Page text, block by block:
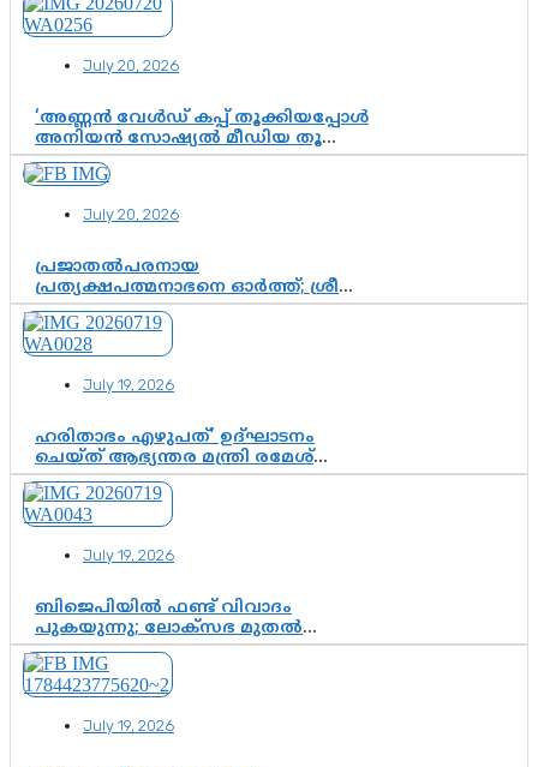
July 20, 2026
‘അണ്ണൻ വേൾഡ് കപ്പ് തൂക്കിയപ്പോൾ
അനിയൻ സോഷ്യൽ മീഡിയ തൂക്കി’;
ലാമിൻ യമാലിന്റെ
കിരീടധാരണത്തിനിടെ
ചുണക്കുട്ടൻ
July 20, 2026
പ്രജാതൽപരനായ
പ്രത്യക്ഷപത്മനാഭനെ ഓർത്ത്; ശ്രീ
ചിത്തിര തിരുനാൾ മഹാരാജാവിന്റെ
35-ാം നാടുനീങ്ങൽ ദിനം ഇന്ന്
July 19, 2026
ഹരിതാഭം എഴുപത്’ ഉദ്ഘാടനം
ചെയ്ത് ആഭ്യന്തര മന്ത്രി രമേശ്
ചെന്നിത്തല; ആർ. ഹരികുമാറിന്റെ
സപ്തതി ആഘോഷങ്ങൾക്ക്
പ്രൗഢമായ തുടക്കം
July 19, 2026
ബിജെപിയിൽ ഫണ്ട് വിവാദം
പുകയുന്നു; ലോക്സഭ മുതൽ
നിയമസഭ വരെ 140 മണ്ഡലങ്ങളിലെ
ഫണ്ട് വിനിയോഗം
പരിശോധിക്കുമോ? കേന്ദ്രത്തിനും
ഘടകത്തോട് അതൃപ്തി
July 19, 2026